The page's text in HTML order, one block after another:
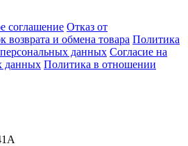
соглашение Отказ от
возврата и обмена товара Политика
данных Согласие на
данных Политика в отношении